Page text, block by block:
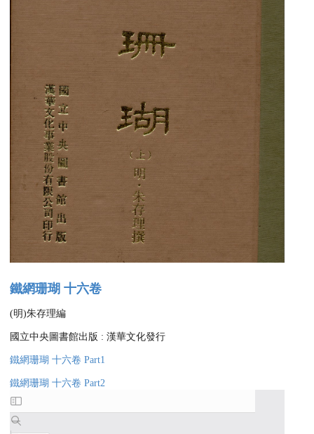
鐵網珊瑚 十六卷
(明)朱存理編
國立中央圖書館出版 : 漢華文化發行
鐵網珊瑚 十六卷 Part1
鐵網珊瑚 十六卷 Part2